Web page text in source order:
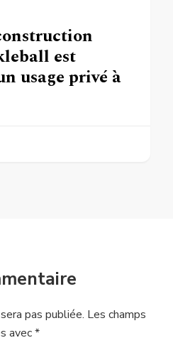
est
usage privé à
pas publiée. Les champs
avec*